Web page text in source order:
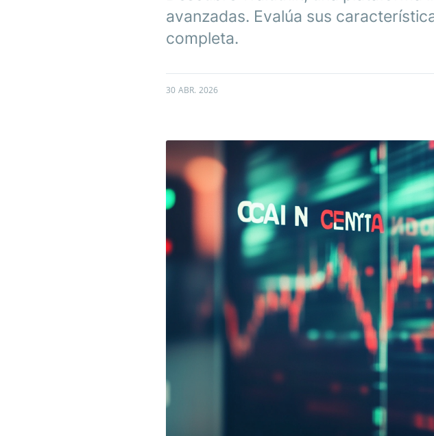
avanzadas. Evalúa sus
completa.
30 ABR. 2026